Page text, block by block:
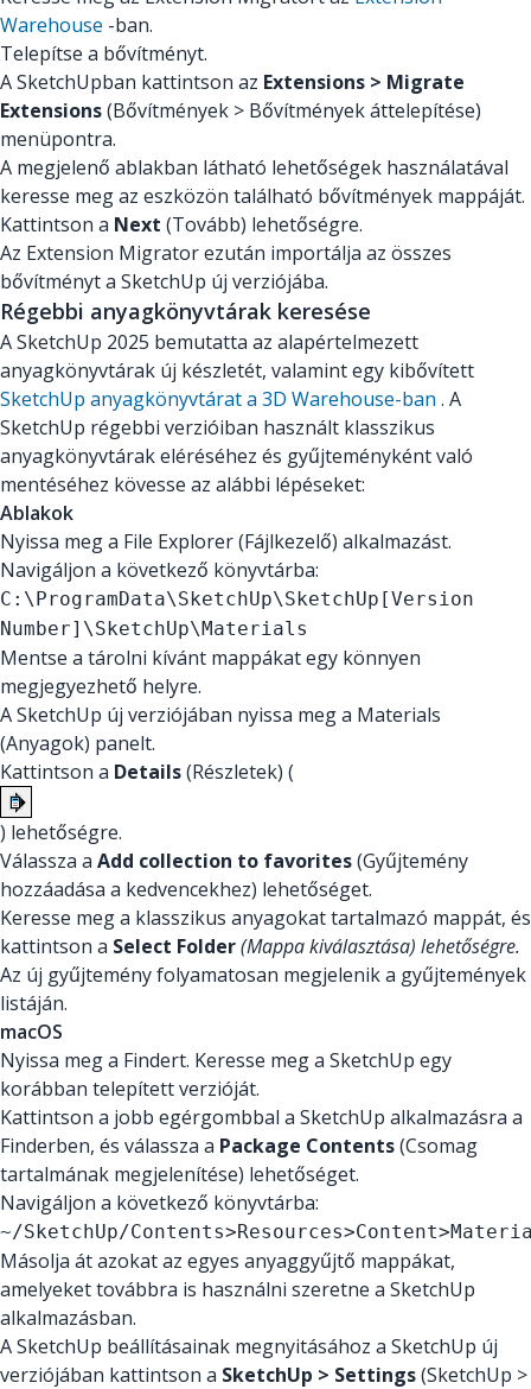
Warehouse -ban.
Telepítse a bővítményt.
A SketchUpban kattintson az Extensions > Migrate
Extensions(Bővítmények > Bővítmények áttelepítése)
menüpontra.
A megjelenő ablakban látható lehetőségek használatával
keresse meg az eszközön található bővítmények mappáját.
Kattintson a Next (Tovább) lehetőségre.
Az Extension Migrator ezután importálja az összes
bővítményt a SketchUp új verziójába.
Régebbi anyagkönyvtárak keresése
A SketchUp 2025 bemutatta az alapértelmezett
anyagkönyvtárak új készletét, valamint egy kibővített
SketchUp anyagkönyvtárat a 3D Warehouse-ban . A
SketchUp régebbi verzióiban használt klasszikus
anyagkönyvtárak eléréséhez és gyűjteményként való
mentéséhez kövesse az alábbi lépéseket:
Ablakok
Nyissa meg a File Explorer (Fájlkezelő) alkalmazást.
Navigáljon a következő könyvtárba:
C:\ProgramData\SketchUp\SketchUp[Version
Number]\SketchUp\Materials
Mentse a tárolni kívánt mappákat egy könnyen
megjegyezhető helyre.
A SketchUp új verziójában nyissa meg a Materials
(Anyagok) panelt.
Kattintson a Details(Részletek) (
) lehetőségre.
Válassza a Add collection to favorites(Gyűjtemény
hozzáadása a kedvencekhez) lehetőséget.
Keresse meg a klasszikus anyagokat tartalmazó mappát, és
kattintson a Select Folder(Mappa kiválasztása) lehetőségre.
Az új gyűjtemény folyamatosan megjelenik a gyűjtemények
listáján.
macOS
Nyissa meg a Findert. Keresse meg a SketchUp egy
korábban telepített verzióját.
Kattintson a jobb egérgombbal a SketchUp alkalmazásra a
Finderben, és válassza a Package Contents(Csomag
tartalmának megjelenítése) lehetőséget.
Navigáljon a következő könyvtárba:
~/SketchUp/
Másolja át azokat az egyes anyaggyűjtő mappákat,
amelyeket továbbra is használni szeretne a SketchUp
alkalmazásban.
A SketchUp beállításainak megnyitásához a SketchUp új
verziójában kattintson a SketchUp > Settings(SketchUp >